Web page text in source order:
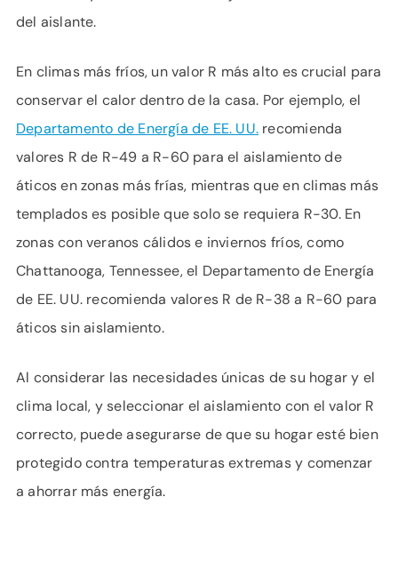
del aislante.
En climas más fríos, un valor R más alto es crucial para
conservar el calor dentro de la casa. Por ejemplo, el
Departamento de Energía de EE. UU. recomienda
valores R de R-49 a R-60 para el aislamiento de
áticos en zonas más frías, mientras que en climas más
templados es posible que solo se requiera R-30. En
zonas con veranos cálidos e inviernos fríos, como
Chattanooga, Tennessee, el Departamento de Energía
de EE. UU. recomienda valores R de R-38 a R-60 para
áticos sin aislamiento.
Al considerar las necesidades únicas de su hogar y el
clima local, y seleccionar el aislamiento con el valor R
correcto, puede asegurarse de que su hogar esté bien
protegido contra temperaturas extremas y comenzar
a ahorrar más energía.